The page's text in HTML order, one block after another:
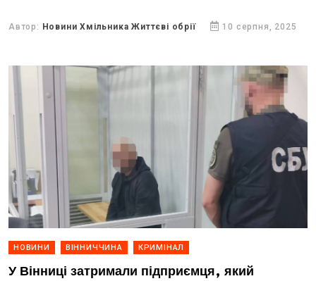
на...
Автор: Новини Хмільника Життєві обрії 10 серпня, 2025
НОВИНИ ВІННИЧЧИНА КРИМІНАЛ
У Вінниці затримали підприємця, який